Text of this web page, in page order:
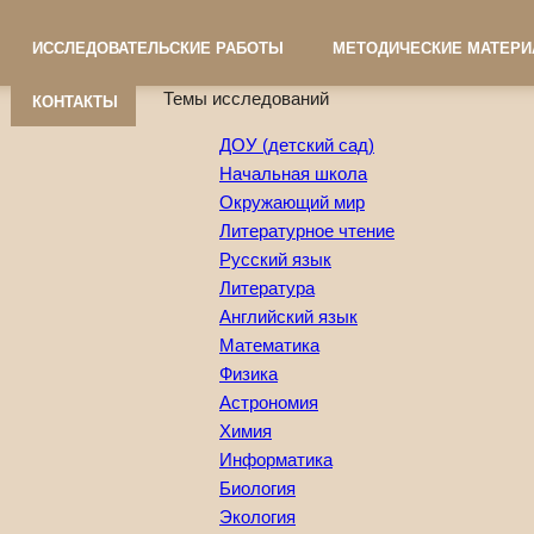
ИССЛЕДОВАТЕЛЬСКИЕ РАБОТЫ МЕТОДИЧЕСКИЕ
КОНТАКТЫ Темы исследований
ДОУ (детский сад)
Начальная школа
Окружающий мир
Литературное чтение
Русский язык
Литература
Английский язык
Математика
Физика
Астрономия
Химия
Информатика
Биология
Экология